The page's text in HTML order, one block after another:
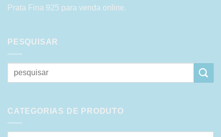
Prata Fina 925 para venda online.
PESQUISAR
Pesquisar
por:
CATEGORIAS DE PRODUTO